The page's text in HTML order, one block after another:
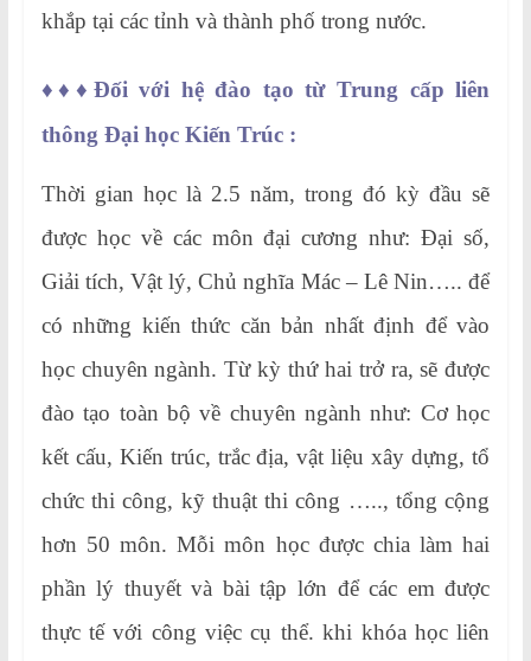
khắp tại các tỉnh và thành phố trong nước.
♦♦♦ Đối với hệ đào tạo từ Trung cấp liên
thông Đại học Kiến Trúc :
Thời gian học là 2.5 năm, trong đó kỳ đầu sẽ
được học về các môn đại cương như: Đại số,
Giải tích, Vật lý, Chủ nghĩa Mác – Lê Nin….. để
có những kiến thức căn bản nhất định để vào
học chuyên ngành. Từ kỳ thứ hai trở ra, sẽ được
đào tạo toàn bộ về chuyên ngành như: Cơ học
kết cấu, Kiến trúc, trắc địa, vật liệu xây dựng, tổ
chức thi công, kỹ thuật thi công ….., tổng cộng
hơn 50 môn. Mỗi môn học được chia làm hai
phần lý thuyết và bài tập lớn để các em được
thực tế với công việc cụ thể. khi khóa học liên